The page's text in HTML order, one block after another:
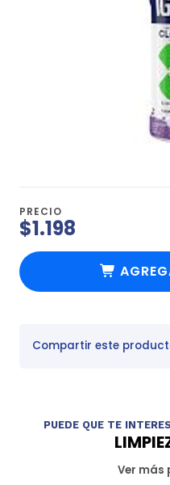
PRECIO
$1.198
Compartir este
PUEDE QUE TE
Ver más